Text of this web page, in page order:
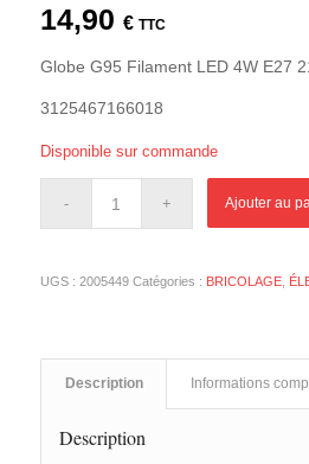
14,90 € TTC
Globe G95 Filament LED 4W E27
3125467166018
Disponible sur commande
Ajouter au
UGS : 2005449 Catégories : BRICOLAGE,
Description Informations
Description